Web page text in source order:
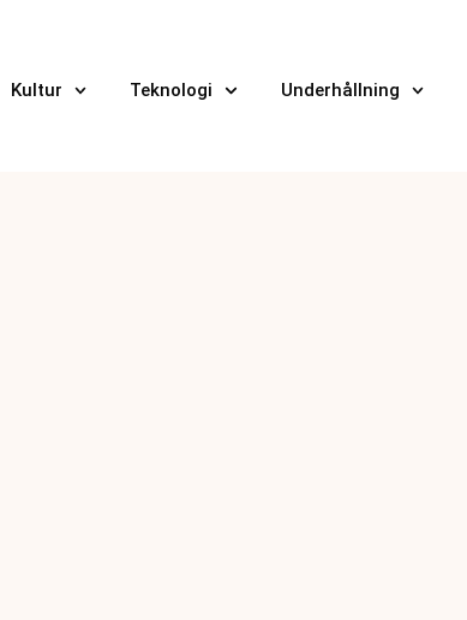
Kultur Teknologi Underhållning